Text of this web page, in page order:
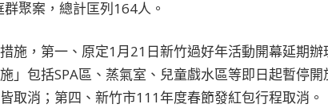
聚案，總計匡列164人。
施，第一、原定1月21日新竹過好年活動開幕延期
」包括SPA區、蒸氣室、兒童戲水區等即日起暫停
取消；第四、新竹市111年度春節發紅包行程取消。